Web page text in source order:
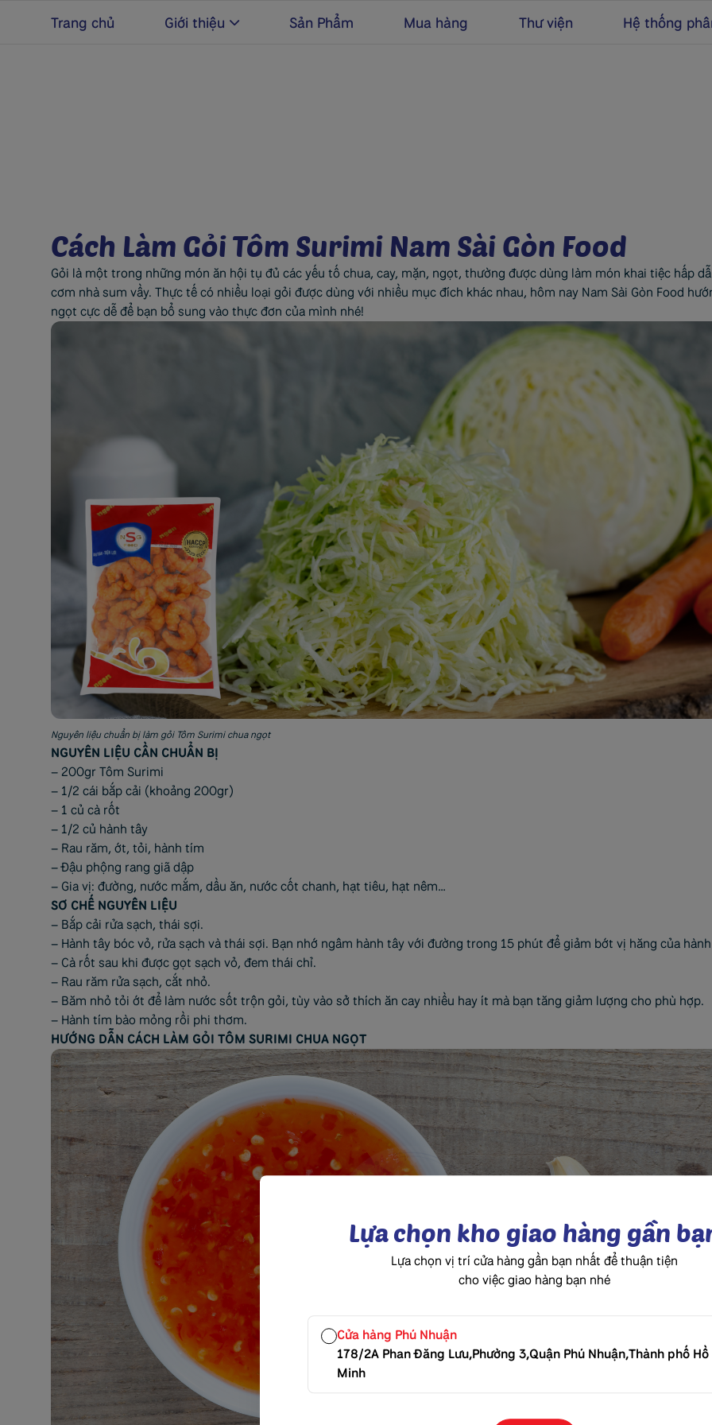
Trang chủ Giới thiệu Sản Phẩm Mua hàng Thư viện Hệ thống
Cách Làm Gỏi Tôm Surimi Nam Sài Gòn Food
Gỏi là một trong những món ăn hội tụ đủ các yếu tố chua, cay, mặn, ngọt, thường được dùng làm món khai tiệc hấp
cơm nhà sum vầy. Thực tế có nhiều loại gỏi được dùng với nhiều mục đích khác nhau, hôm nay Nam Sài Gòn Food
ngọt cực dễ để bạn bổ sung vào thực đơn của mình nhé!
Nguyên liệu chuẩn bị làm gỏi Tôm Surimi chua ngọt
NGUYÊN LIỆU CẦN CHUẨN BỊ
– 200gr Tôm Surimi
– 1/2 cái bắp cải (khoảng 200gr)
– 1 củ cà rốt
– 1/2 củ hành tây
– Rau răm, ớt, tỏi, hành tím
– Đậu phộng rang giã dập
– Gia vị: đường, nước mắm, dầu ăn, nước cốt chanh, hạt tiêu, hạt nêm…
SƠ CHẾ NGUYÊN LIỆU
– Bắp cải rửa sạch, thái sợi.
– Hành tây bóc vỏ, rửa sạch và thái sợi. Bạn nhớ ngâm hành tây với đường trong 15 phút để giảm bớt vị hăng của
– Cà rốt sau khi được gọt sạch vỏ, đem thái chỉ.
– Rau răm rửa sạch, cắt nhỏ.
– Băm nhỏ tỏi ớt để làm nước sốt trộn gỏi, tùy vào sở thích ăn cay nhiều hay ít mà bạn tăng giảm lượng cho phù hợp.
– Hành tím bào mỏng rồi phi thơm.
HƯỚNG DẪN CÁCH LÀM GỎI TÔM SURIMI CHUA NGỌT
Lựa chọn kho giao hàng gần
Lựa chọn vị trí cửa hàng gần bạn nhất để thuận tiện
cho việc giao hàng bạn nhé
Cửa hàng Phú Nhuận
178/2A Phan Đăng Lưu,Phường 3,Quận Phú Nhuận,Thành phố Hồ
Minh